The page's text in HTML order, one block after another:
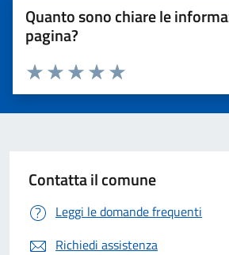
Quanto sono chiare le
pagina?
Valuta 5 stelle su 5
Valuta 4 stelle su 5
Valuta 3 stelle su 5
Valuta 2 stelle su 5
Valuta 1 stelle su 5
Contatta il comune
Leggi le domande frequenti
Richiedi assistenza